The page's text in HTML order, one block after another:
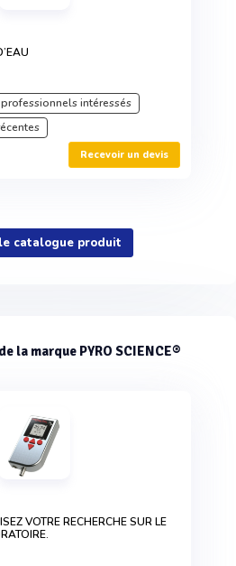
professionnels intéressés
Recevoir un devis
catalogue produit
la marque PYRO SCIENCE®
VOTRE RECHERCHE SUR LE